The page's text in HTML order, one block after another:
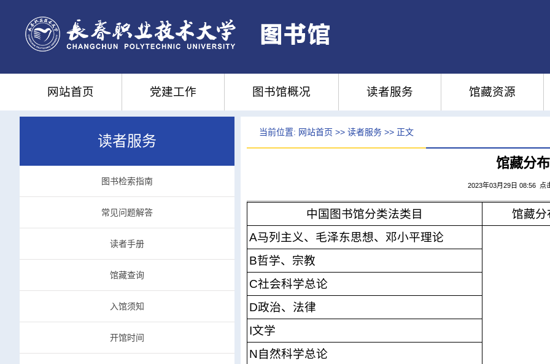
网站首页 党建工作 图书馆概况 读者服务 馆藏资源
读者服务
图书检索指南
常见问题解答
读者手册
馆藏查询
入馆须知
开馆时间
当前位置: 网站首页 >> 读者服务 >> 正文
馆藏分布
2023年03月29日 08:56 点
中国图书馆分类法类目
馆藏分
A马列主义、毛泽东思想、邓小平理论
B哲学、宗教
C社会科学总论
D政治、法律
I文学
N自然科学总论